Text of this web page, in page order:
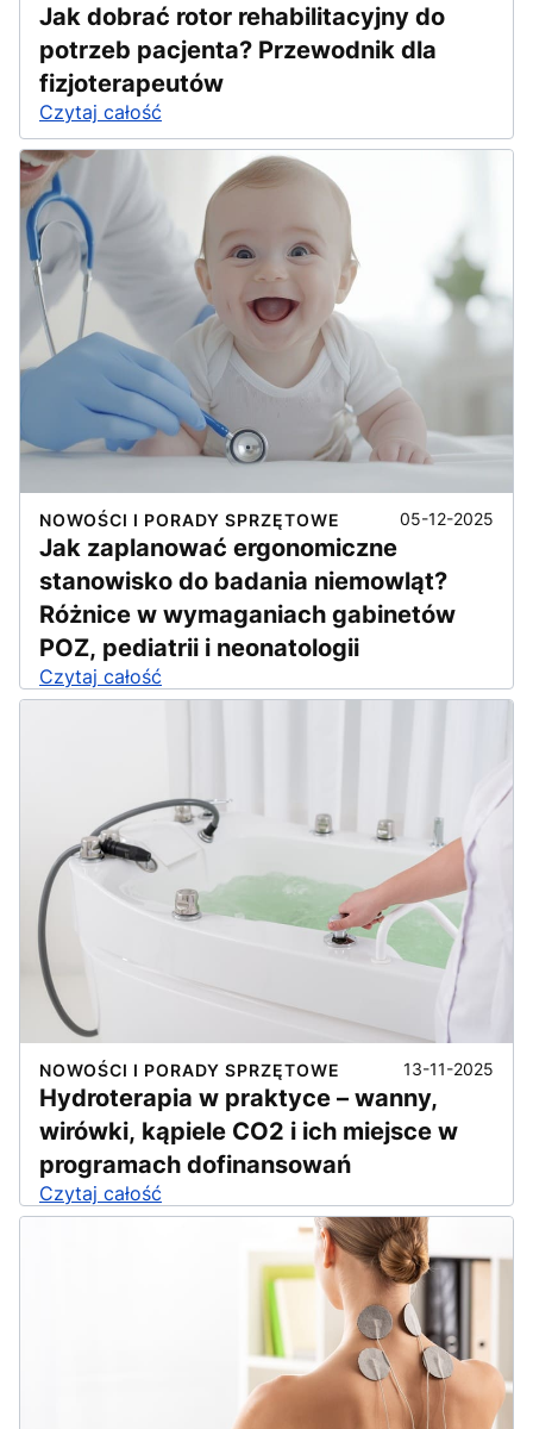
Jak dobrać rotor rehabilitacyjny do
potrzeb pacjenta? Przewodnik dla
fizjoterapeutów
Czytaj całość
NOWOŚCI I PORADY SPRZĘTOWE 05-12-2025
Jak zaplanować ergonomiczne
stanowisko do badania niemowląt?
Różnice w wymaganiach gabinetów
POZ, pediatrii i neonatologii
Czytaj całość
NOWOŚCI I PORADY SPRZĘTOWE 13-11-2025
Hydroterapia w praktyce – wanny,
wirówki, kąpiele CO2 i ich miejsce w
programach dofinansowań
Czytaj całość